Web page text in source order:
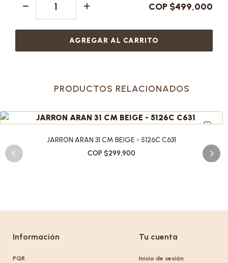
COP $499,000
AGREGAR AL CARRITO
PRODUCTOS RELACIONADOS
JARRON ARAN 31 CM BEIGE - 5126C C631
COP $299,900
Información
PQR
Tu cuenta
Inicio de sesión